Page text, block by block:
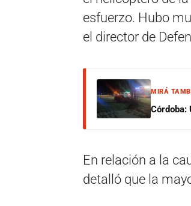
esfuerzo. Hubo
el director de
MIRÁ
Córdoba:
En relación a la
detalló que la